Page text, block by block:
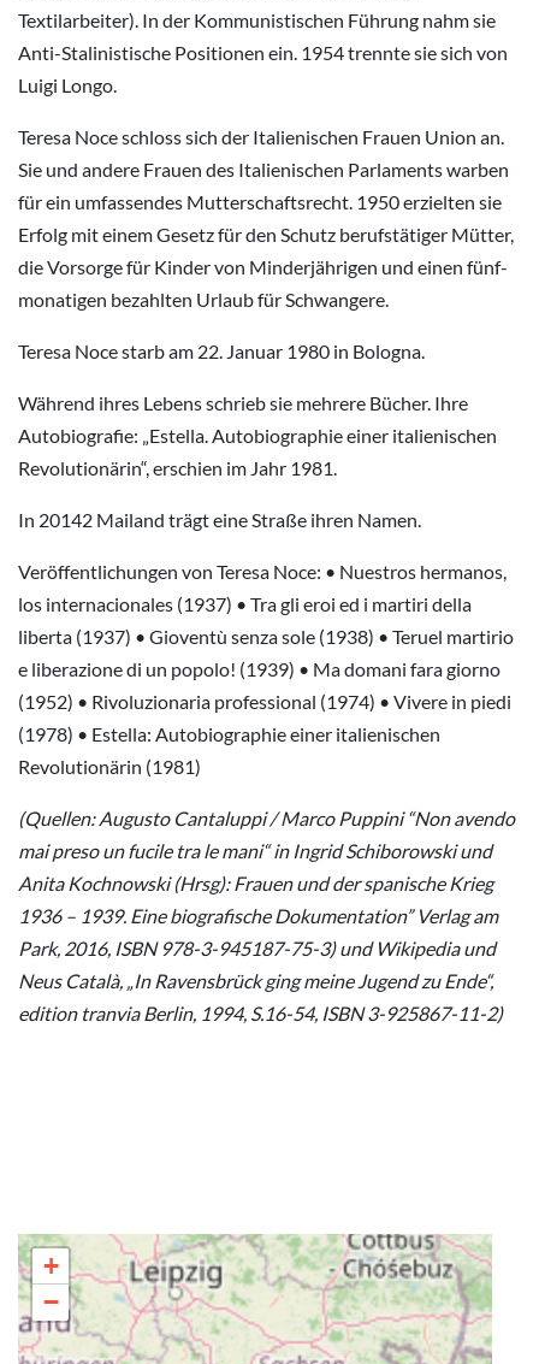
Textilarbeiter). In der Kommunistischen Führung nahm sie
Anti-Stalinistische Positionen ein. 1954 trennte sie sich von
Luigi Longo.
Teresa Noce schloss sich der Italienischen Frauen Union an.
Sie und andere Frauen des Italienischen Parlaments warben
für ein umfassendes Mutterschaftsrecht. 1950 erzielten sie
Erfolg mit einem Gesetz für den Schutz berufstätiger Mütter,
die Vorsorge für Kinder von Minderjährigen und einen fünf-
monatigen bezahlten Urlaub für Schwangere.
Teresa Noce starb am 22. Januar 1980 in Bologna.
Während ihres Lebens schrieb sie mehrere Bücher. Ihre
Autobiografie: „Estella. Autobiographie einer italienischen
Revolutionärin“, erschien im Jahr 1981.
In 20142 Mailand trägt eine Straße ihren Namen.
Veröffentlichungen von Teresa Noce: • Nuestros hermanos,
los internacionales (1937) • Tra gli eroi ed i martiri della
liberta (1937) • Gioventù senza sole (1938) • Teruel martirio
e liberazione di un popolo! (1939) • Ma domani fara giorno
(1952) • Rivoluzionaria professional (1974) • Vivere in piedi
(1978) • Estella: Autobiographie einer italienischen
Revolutionärin (1981)
(Quellen: Augusto Cantaluppi / Marco Puppini “Non avendo
mai preso un fucile tra le mani“ in Ingrid Schiborowski und
Anita Kochnowski (Hrsg): Frauen und der spanische Krieg
1936 – 1939. Eine biografische Dokumentation” Verlag am
Park, 2016, ISBN 978-3-945187-75-3) und Wikipedia und
Neus Català, „In Ravensbrück ging meine Jugend zu Ende“,
edition tranvia Berlin, 1994, S.16-54, ISBN 3-925867-11-2)
+
−